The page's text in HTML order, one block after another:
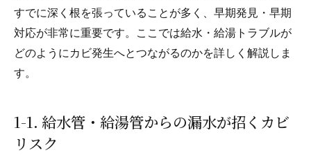
すでに深く根を張っていることが多く、早期発見・早期
対応が非常に重要です。ここでは給水・給湯トラブルが
どのようにカビ発生へとつながるのかを詳しく解説しま
す。
1-1. 給水管・給湯管からの漏水が招くカビ
リスク